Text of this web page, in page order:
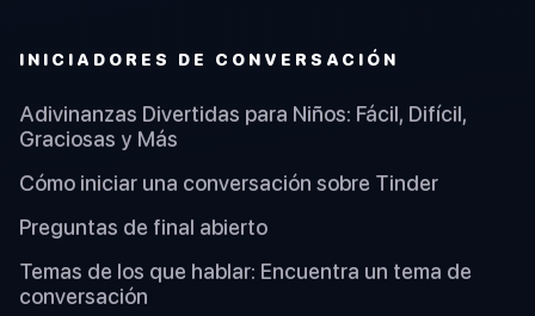
INICIADORES DE CONVERSACIÓN
Adivinanzas Divertidas para Niños: Fácil, Difícil,
Graciosas y Más
Cómo iniciar una conversación sobre Tinder
Preguntas de final abierto
Temas de los que hablar: Encuentra un tema de
conversación